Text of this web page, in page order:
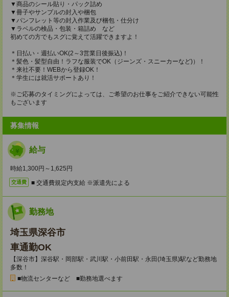
▼商品のシール貼り・パック詰め
▼冊子やサンプルの封入や梱包
▼パンフレット等の封入作業及び梱包・仕分け
▼ラベルの検品・包装・箱詰め など
初めての方でもスグに覚えて活躍できますよ！
＊日払い・週払いOK(2～3営業日後振込)！
＊髪色・髪型自由！ラフな服装でOK（ジーンズ・スニーカーなど)）！
＊来社不要！WEBから登録OK！
＊学生には就活サポートあり！
※ご応募のタイミングによっては、ご希望のお仕事をご紹介できない可能性
もございます
募集情報
給与
時給1,300円～1,625円
交通費 ■ 交通費規定内支給 ※派遣先による
勤務地
埼玉県深谷市
車通勤OK
【深谷市】深谷駅・岡部駅・武川駅・小前田駅・永田(埼玉県)駅など勤務地
多数！
■物流センターなど ■勤務地選べます